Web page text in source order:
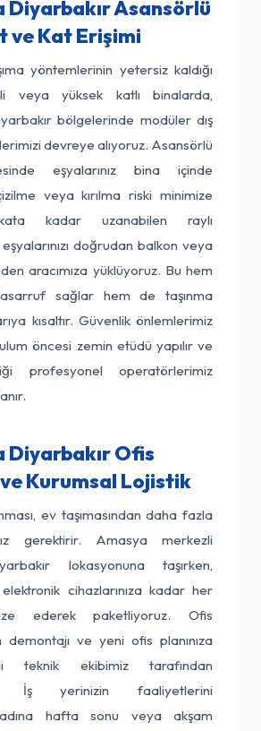
Diyarbakır Asansörlü
ve Kat Erişimi
yöntemlerinin yetersiz kaldığı
veya yüksek katlı binalarda,
bölgelerinde modüler dış
devreye alıyoruz. Asansörlü
eşyalarınız bina içinde
veya kırılma riski minimize
kadar uzanabilen raylı
doğrudan balkon veya
aracımıza yüklüyoruz. Bu hem
sağlar hem de taşınma
kısaltır. Güvenlik önlemlerimiz
öncesi zemin etüdü yapılır ve
profesyonel operatörlerimiz
Diyarbakır Ofis
ve Kurumsal Lojistik
ev taşımasından daha fazla
gerektirir. Amasya merkezli
lokasyonuna taşırken,
cihazlarınıza kadar her
ederek paketliyoruz. Ofis
demontajı ve yeni ofis planınıza
teknik ekibimiz tarafından
İş yerinizin faaliyetlerini
hafta sonu veya akşam